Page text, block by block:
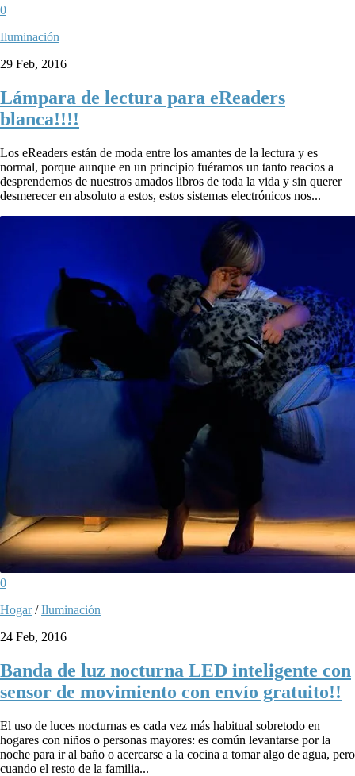
0
Iluminación
29 Feb, 2016
Lámpara de lectura para eReaders
blanca!!!!
Los eReaders están de moda entre los amantes de la lectura y es
normal, porque aunque en un principio fuéramos un tanto reacios a
desprendernos de nuestros amados libros de toda la vida y sin querer
desmerecer en absoluto a estos, estos sistemas electrónicos nos...
0
Hogar/Iluminación
24 Feb, 2016
Banda de luz nocturna LED inteligente con
sensor de movimiento con envío gratuito!!
El uso de luces nocturnas es cada vez más habitual sobretodo en
hogares con niños o personas mayores: es común levantarse por la
noche para ir al baño o acercarse a la cocina a tomar algo de agua, pero
cuando el resto de la familia...